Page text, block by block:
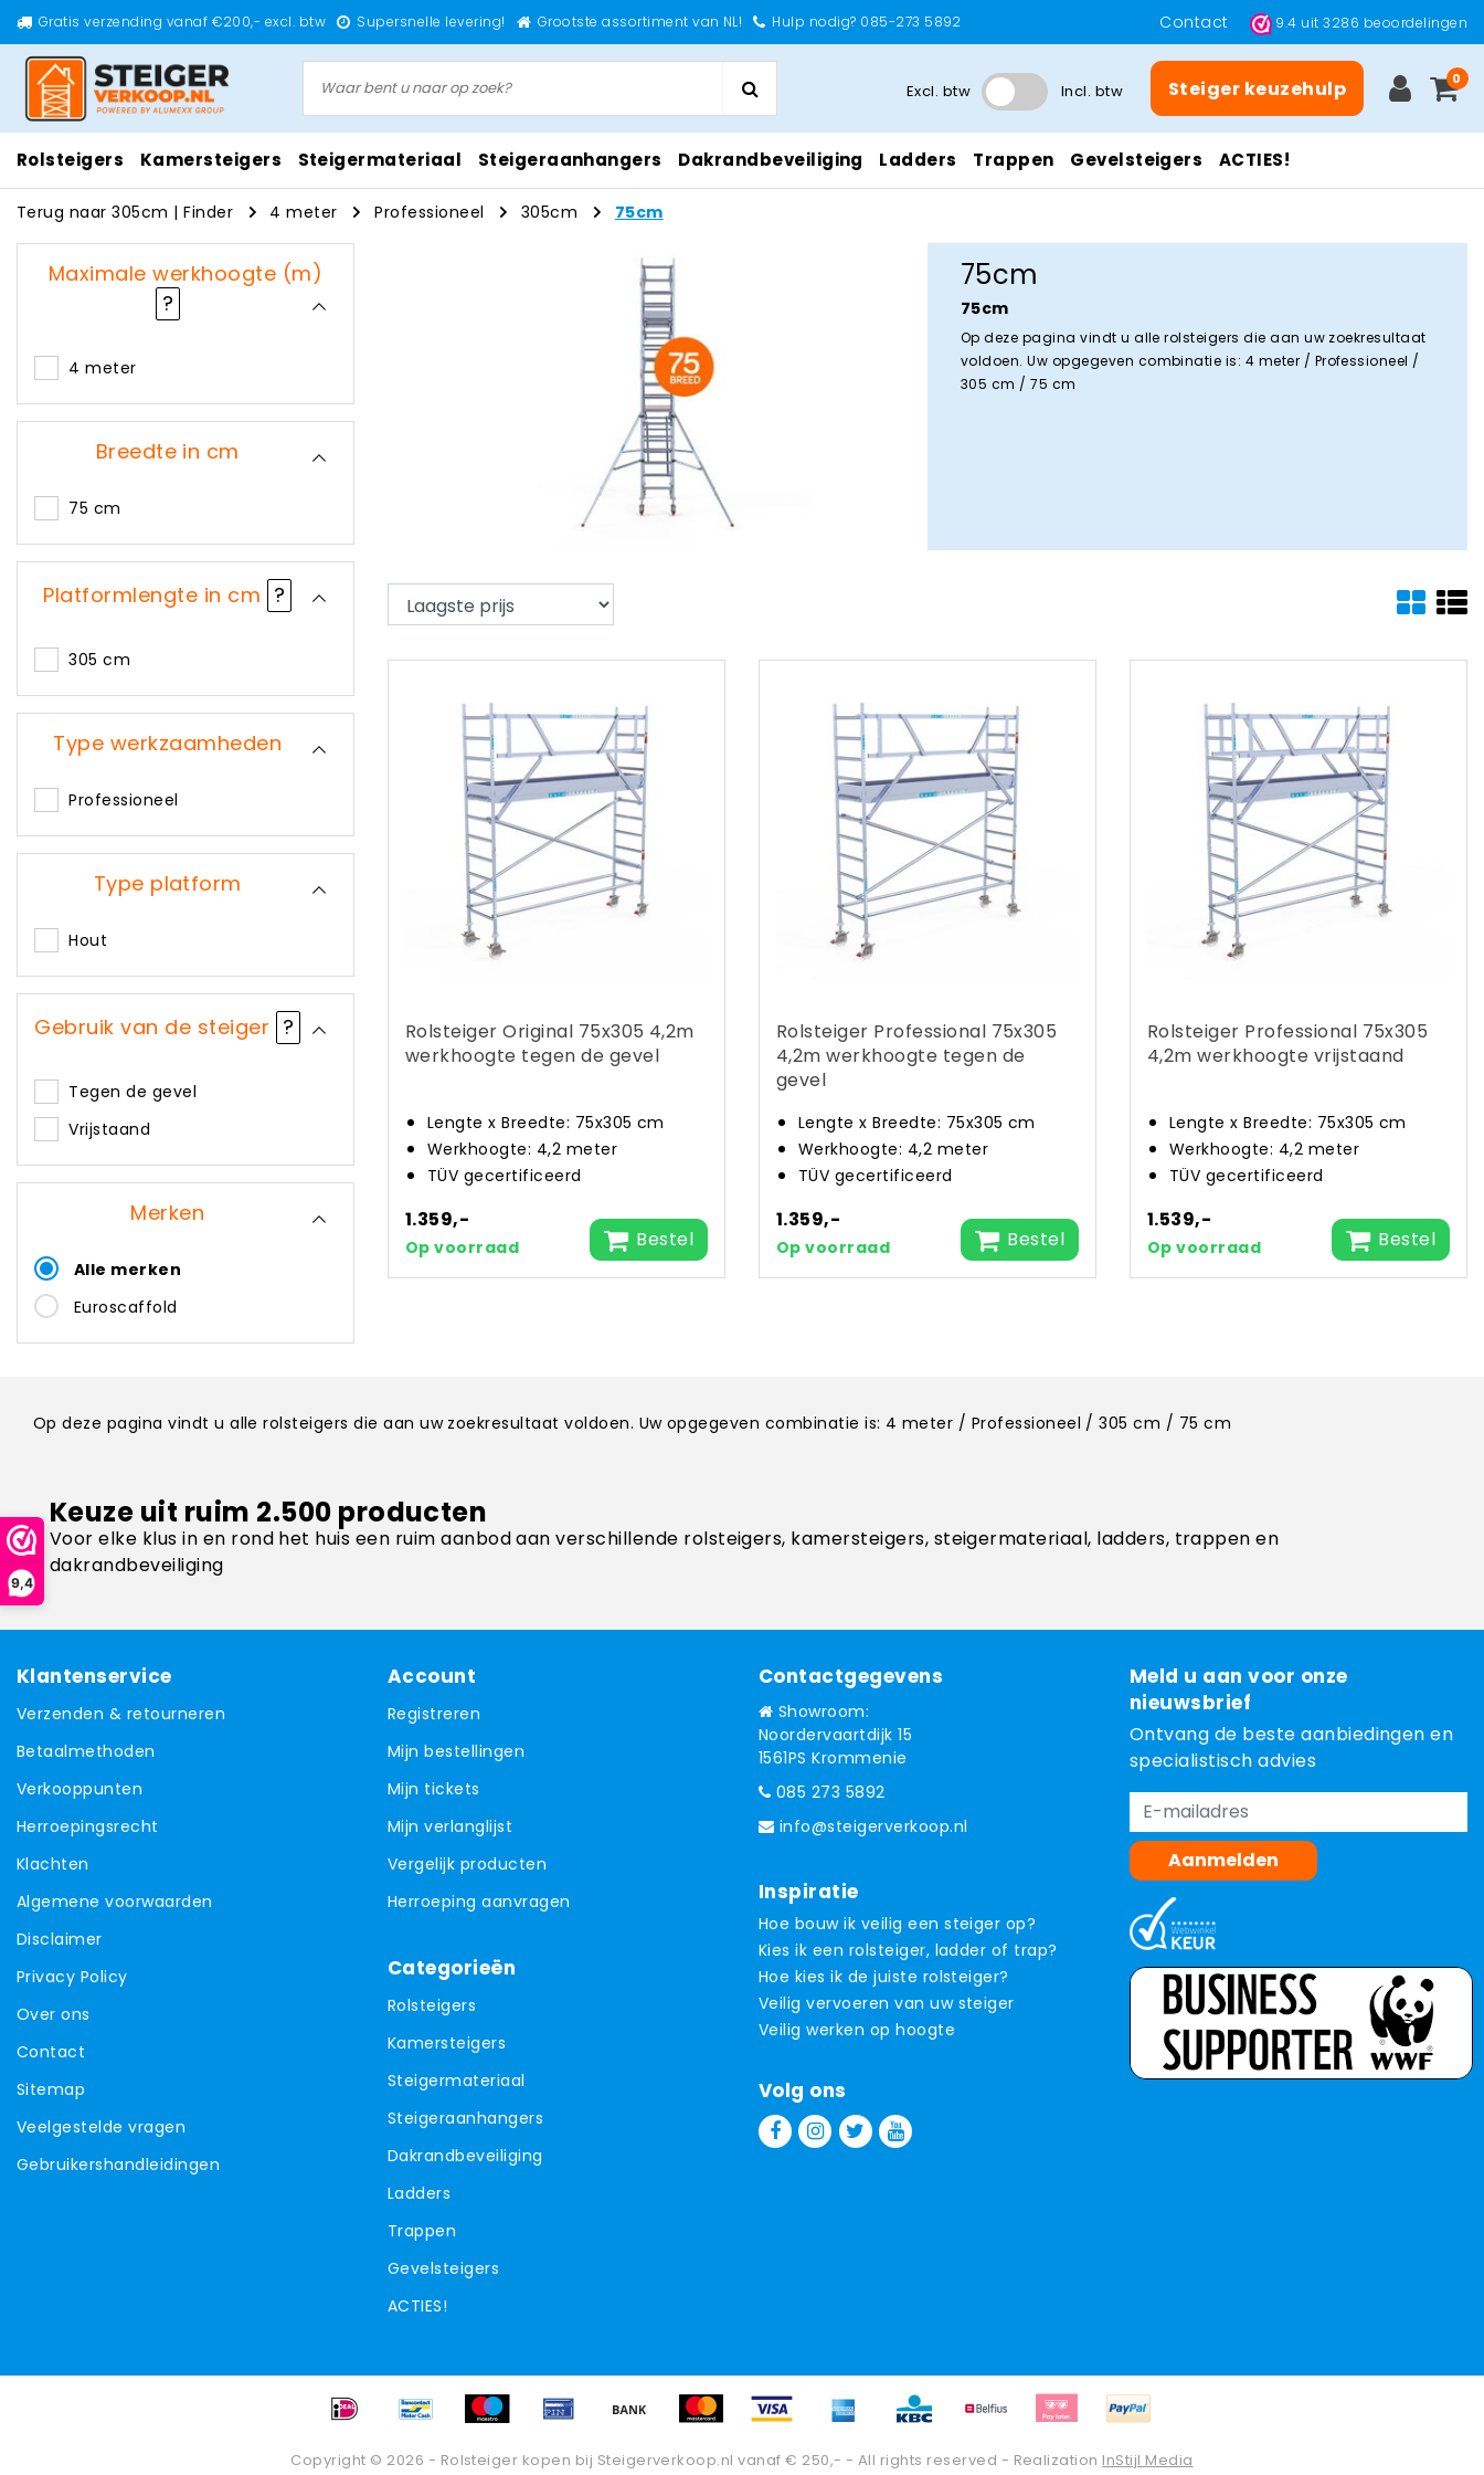
9,4
Gratis verzending vanaf €200,- excl. btw Supersnelle levering! Grootste assortiment van NL! Hulp nodig? 085-273 5892 Contact 9.4 uit3286 beoordelingen
Excl. btw Incl. btw Steiger keuzehulp 0
Rolsteigers Kamersteigers Steigermateriaal Steigeraanhangers Dakrandbeveiliging Ladders Trappen Gevelsteigers ACTIES!
Terug naar 305cm |Finder 4 meter Professioneel 305cm 75cm
Maximale werkhoogte (m)
?
4 meter
Breedte in cm
75 cm
Platformlengte in cm ?
305 cm
Type werkzaamheden
Professioneel
Type platform
Hout
Gebruik van de steiger ?
Tegen de gevel
Vrijstaand
Merken
Alle merken
Euroscaffold
75cm
75cm
Op deze pagina vindt u alle rolsteigers die aan uw zoekresultaat
voldoen. Uw opgegeven combinatie is: 4 meter / Professioneel /
305 cm / 75 cm
Rolsteiger Original 75x305 4,2m
werkhoogte tegen de gevel
Lengte x Breedte: 75x305 cm
Werkhoogte: 4,2 meter
TÜV gecertificeerd
1.359,-
Op voorraad Bestel
Rolsteiger Professional 75x305
4,2m werkhoogte tegen de
gevel
Lengte x Breedte: 75x305 cm
Werkhoogte: 4,2 meter
TÜV gecertificeerd
1.359,-
Op voorraad Bestel
Rolsteiger Professional 75x305
4,2m werkhoogte vrijstaand
Lengte x Breedte: 75x305 cm
Werkhoogte: 4,2 meter
TÜV gecertificeerd
1.539,-
Op voorraad Bestel
Op deze pagina vindt u alle rolsteigers die aan uw zoekresultaat voldoen. Uw opgegeven combinatie is: 4 meter / Professioneel / 305 cm / 75 cm
Keuze uit ruim 2.500 producten
Voor elke klus in en rond het huis een ruim aanbod aan verschillende rolsteigers, kamersteigers, steigermateriaal, ladders, trappen en
dakrandbeveiliging
Klantenservice
Verzenden & retourneren
Betaalmethoden
Verkooppunten
Herroepingsrecht
Klachten
Algemene voorwaarden
Disclaimer
Privacy Policy
Over ons
Contact
Sitemap
Veelgestelde vragen
Gebruikershandleidingen
Account
Registreren
Mijn bestellingen
Mijn tickets
Mijn verlanglijst
Vergelijk producten
Herroeping aanvragen
Categorieën
Rolsteigers
Kamersteigers
Steigermateriaal
Steigeraanhangers
Dakrandbeveiliging
Ladders
Trappen
Gevelsteigers
ACTIES!
Contactgegevens
Showroom:
Noordervaartdijk 15
1561PS Krommenie
085 273 5892
info@steigerverkoop.nl
Inspiratie
Hoe bouw ik veilig een steiger op?
Kies ik een rolsteiger, ladder of trap?
Hoe kies ik de juiste rolsteiger?
Veilig vervoeren van uw steiger
Veilig werken op hoogte
Volg ons
Meld u aan voor onze
nieuwsbrief
Ontvang de beste aanbiedingen en
specialistisch advies
Aanmelden
Copyright © 2026 - Rolsteiger kopen bij Steigerverkoop.nl vanaf € 250,- - All rights reserved - Realization InStijl Media